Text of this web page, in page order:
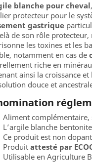
blanche pour cheval
protecteur pour le
gastrique
de son rôle
les toxines et les
notamment en cas de
riche en
ainsi la croissance
douce et
Aliment complémentaire,
L’argile blanche
Ce produit est non
Produit attesté par
Utilisable en Agriculture